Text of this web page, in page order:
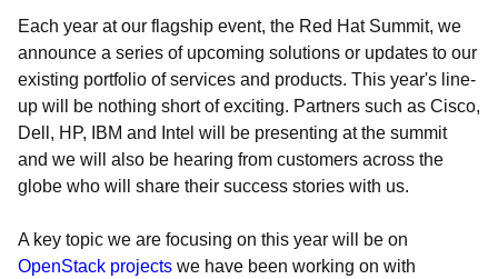
Each year at our flagship event, the Red Hat Summit, we
announce a series of upcoming solutions or updates to our
existing portfolio of services and products. This year's line-
up will be nothing short of exciting. Partners such as Cisco,
Dell, HP, IBM and Intel will be presenting at the summit
and we will also be hearing from customers across the
globe who will share their success stories with us.
A key topic we are focusing on this year will be on
OpenStack projects we have been working on with